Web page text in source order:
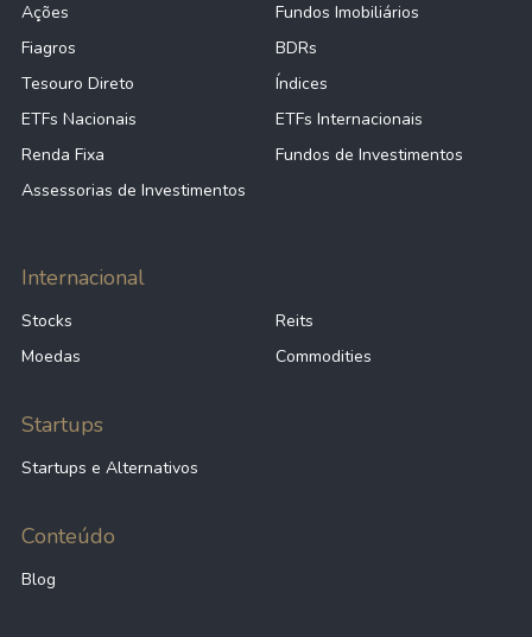
Ações
Fundos Imobiliários
Fiagros
BDRs
Tesouro Direto
Índices
ETFs Nacionais
ETFs Internacionais
Renda Fixa
Fundos de Investimentos
Assessorias de Investimentos
Internacional
Stocks
Reits
Moedas
Commodities
Startups
Startups e Alternativos
Conteúdo
Blog